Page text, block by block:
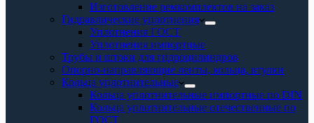
Изготовление ремкомплектов на заказ
Гидравлические уплотнения
Уплотнения ГОСТ
Уплотнения импортные
Трубы и штоки для гидроцилиндров
Опорно-направляющие ленты, кольца, втулки
Кольца уплотнительные
Кольца уплотнительные импортные по DIN
Кольца уплотнительные отечественные по
ГОСТ